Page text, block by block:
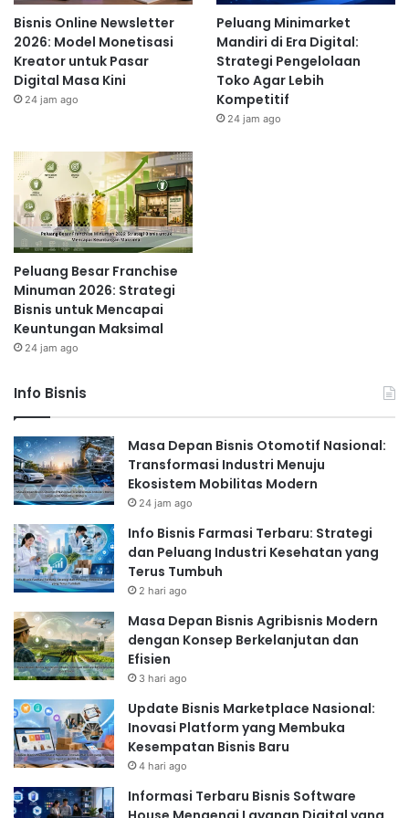
Anda. Buat konten yang menarik dan relevan, berinteraksi
dengan followers Anda, dan gunakan iklan berbayar (
advertising) untuk memperluas jangkauan Anda.
Analisis
reachuntuk mengoptimalkan
strategi Anda. Jangan lupa untuk memahami karakteristik
masing-masing platform dan menyesuaikan konten Anda.
Read Also:
Cara Cerdas Bangun Usaha dengan Modal
Terbatas tapi Untung Maksimal — Panduan
Lengkap!
3. Email Marketing
Email marketing tetap menjadi salah satu strategi
pemasaran digital yang efektif. Kumpulkan alamat email
pelanggan Anda dan kirimkan newsletter, promosi, dan
informasi penting lainnya secara berkala. Pastikan email
Anda menarik, informatif, dan mudah dibaca. Segmentasi
audiens Anda untuk pengiriman email yang lebih tertarget.
4. Konten Marketing
Buat konten berkualitas tinggi yang bermanfaat bagi target
pasar Anda. Konten ini bisa berupa artikel blog, video,
infografis, atau ebook. Konten yang baik akan menarik
perhatian calon pelanggan dan membangun kepercayaan
terhadap bisnis Anda. Strategi konten marketing yang efektif
berfokus pada nilai yang diberikan kepada audiens.
5. Iklan Berbayar (Paid
Advertising)
Iklan berbayar di Google Ads dan media sosial dapat
Bisnis Online Newsletter
2026: Model Monetisasi
Kreator untuk Pasar
Digital Masa Kini
24 jam ago
Peluang Minimarket
Mandiri di Era Digital:
Strategi Pengelolaan
Toko Agar Lebih
Kompetitif
24 jam ago
Peluang Besar Franchise
Minuman 2026: Strategi
Bisnis untuk Mencapai
Keuntungan Maksimal
24 jam ago
Info Bisnis
Masa Depan Bisnis Otomotif Nasional:
Transformasi Industri Menuju
Ekosistem Mobilitas Modern
24 jam ago
Info Bisnis Farmasi Terbaru: Strategi
dan Peluang Industri Kesehatan yang
Terus Tumbuh
2 hari ago
Masa Depan Bisnis Agribisnis Modern
dengan Konsep Berkelanjutan dan
Efisien
3 hari ago
Update Bisnis Marketplace Nasional:
Inovasi Platform yang Membuka
Kesempatan Bisnis Baru
4 hari ago
Informasi Terbaru Bisnis Software